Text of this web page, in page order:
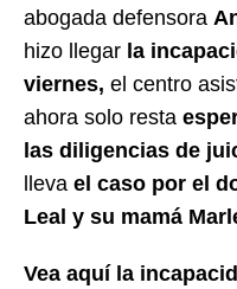
abogada defensora
hizo llegar la
viernes, el centro
ahora solo resta
las diligencias de
lleva el caso por el
Leal y su mamá
Vea aquí la